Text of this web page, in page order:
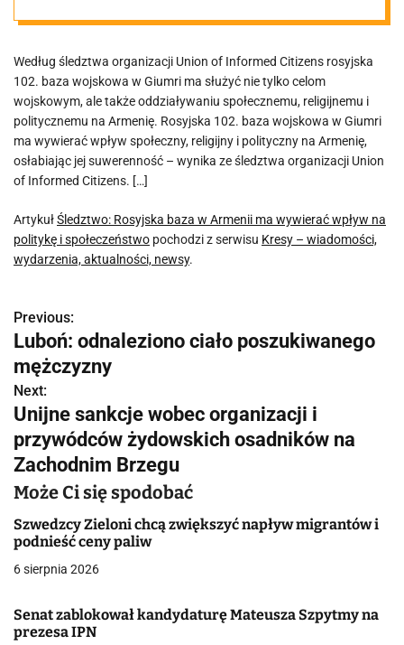
wpływ na
politykę i
społeczeństwo
Według śledztwa organizacji Union of Informed Citizens rosyjska
102. baza wojskowa w Giumri ma służyć nie tylko celom
wojskowym, ale także oddziaływaniu społecznemu, religijnemu i
politycznemu na Armenię. Rosyjska 102. baza wojskowa w Giumri
ma wywierać wpływ społeczny, religijny i polityczny na Armenię,
osłabiając jej suwerenność – wynika ze śledztwa organizacji Union
of Informed Citizens. […]
ArtykułŚledztwo: Rosyjska baza w Armenii ma wywierać wpływ na
politykę i społeczeństwo pochodzi z serwisu Kresy – wiadomości,
wydarzenia, aktualności, newsy.
N
a
w
i
g
a
c
j
w
Previous:
Luboń: odnaleziono ciało poszukiwanego
mężczyzny
Next:
Unijne sankcje wobec organizacji i
przywódców żydowskich osadników na
Zachodnim Brzegu
Może Ci się spodobać
Szwedzcy Zieloni chcą zwiększyć napływ migrantów i
podnieść ceny paliw
6 sierpnia 2026
Senat zablokował kandydaturę Mateusza Szpytmy na
prezesa IPN